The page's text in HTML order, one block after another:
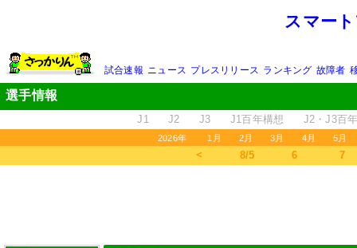
スマー
試合速報 ニュース プレスリリース ランキング 故障者
選手情報
J1 J2 J3 J1百年構想 J2・J3百
2026年 1月 2月 3月 4月 5月
＜ 8/5 6 7